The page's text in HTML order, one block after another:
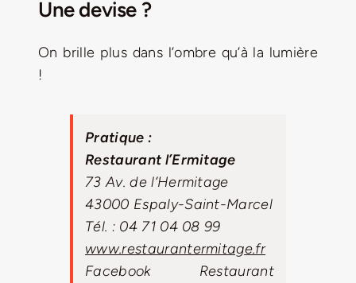
Une devise ?
On brille plus dans l’ombre qu’à la lumière
!
Pratique :
Restaurant l’Ermitage
73 Av. de l’Hermitage
43000 Espaly-Saint-Marcel
Tél. : 04 71 04 08 99
www.restaurantermitage.fr
Facebook Restaurant